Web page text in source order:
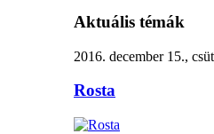
Aktuális témák
2016. december 15.,
Rosta